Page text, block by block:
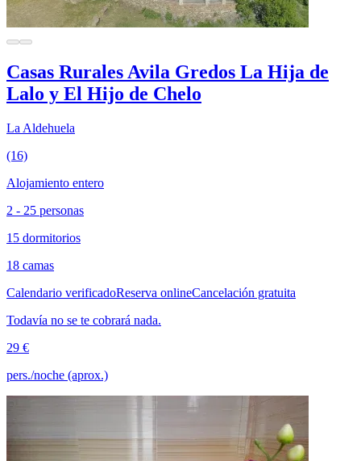
Casas Rurales Avila Gredos La Hija de
Lalo y El Hijo de Chelo
La Aldehuela
(16)
Alojamiento entero
2 - 25 personas
15 dormitorios
18 camas
Calendario verificadoReserva onlineCancelación gratuita
Todavía no se te cobrará nada.
29 €
pers./noche (aprox.)